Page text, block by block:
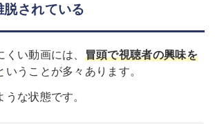
されている
い動画には、 冒頭で視聴者の興味を
いうことが多々あります。
な状態です。